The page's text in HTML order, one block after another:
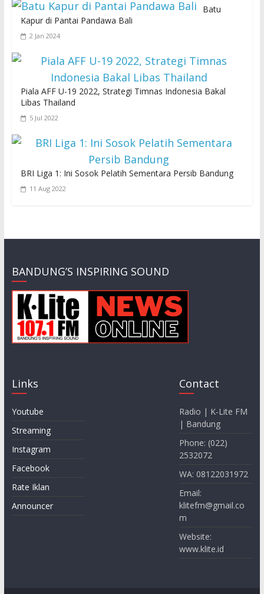
Batu
Kapur di Pantai Pandawa Bali
2 Jan 2024
Piala AFF U-19 2022, Strategi Timnas Indonesia Bakal
Libas Thailand
5 Jul 2022
BRI Liga 1: Ini Sosok Pelatih Sementara Persib Bandung
11 Aug 2022
BANDUNG’S INSPIRING SOUND
Links
Youtube
Streaming
Instagram
Facebook
Rate Iklan
Announcer
Contact
Radio | K-Lite FM
| Bandung
Phone: (022)
2532072
WA: 08122031972
Email:
klitefm@gmail.co
m
Website:
www.klite.id